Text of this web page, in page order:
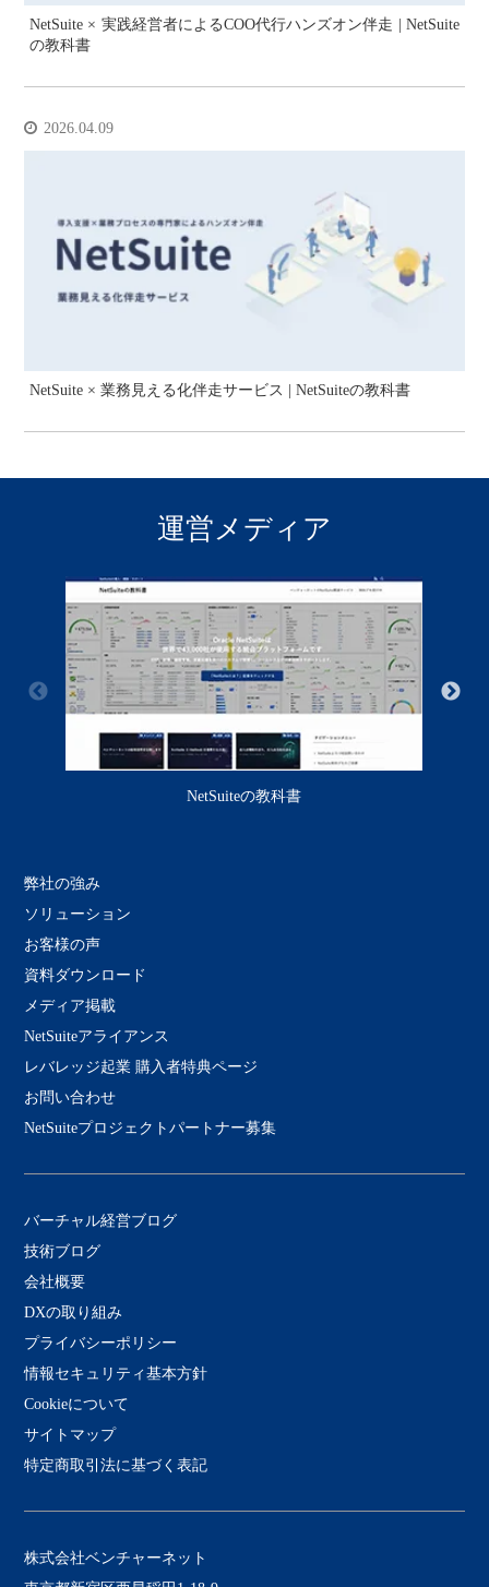
NetSuite × 実践経営者によるCOO代行ハンズオン伴走 | NetSuite
の教科書
2026.04.09
NetSuite × 業務見える化伴走サービス | NetSuiteの教科書
運営メディア
NetSuiteの教科書
弊社の強み
ソリューション
お客様の声
資料ダウンロード
メディア掲載
NetSuiteアライアンス
レバレッジ起業 購入者特典ページ
お問い合わせ
NetSuiteプロジェクトパートナー募集
バーチャル経営ブログ
技術ブログ
会社概要
DXの取り組み
プライバシーポリシー
情報セキュリティ基本方針
Cookieについて
サイトマップ
特定商取引法に基づく表記
株式会社ベンチャーネット